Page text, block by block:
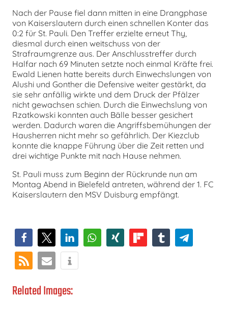
Nach der Pause fiel dann mitten in eine Drangphase
von Kaiserslautern durch einen schnellen Konter das
0:2 für St. Pauli. Den Treffer erzielte erneut Thy,
diesmal durch einen weitschuss von der
Strafraumgrenze aus. Der Anschlusstreffer durch
Halfar nach 69 Minuten setzte noch einmal Kräfte frei.
Ewald Lienen hatte bereits durch Einwechslungen von
Alushi und Gonther die Defensive weiter gestärkt, da
sie sehr anfällig wirkte und dem Druck der Pfälzer
nicht gewachsen schien. Durch die Einwechslung von
Rzatkowski konnten auch Bälle besser gesichert
werden. Dadurch waren die Angriffsbemühungen der
Hausherren nicht mehr so gefährlich. Der Kiezclub
konnte die knappe Führung über die Zeit retten und
drei wichtige Punkte mit nach Hause nehmen.
St. Pauli muss zum Beginn der Rückrunde nun am
Montag Abend in Bielefeld antreten, während der 1. FC
Kaiserslautern den MSV Duisburg empfängt.
Related Images: